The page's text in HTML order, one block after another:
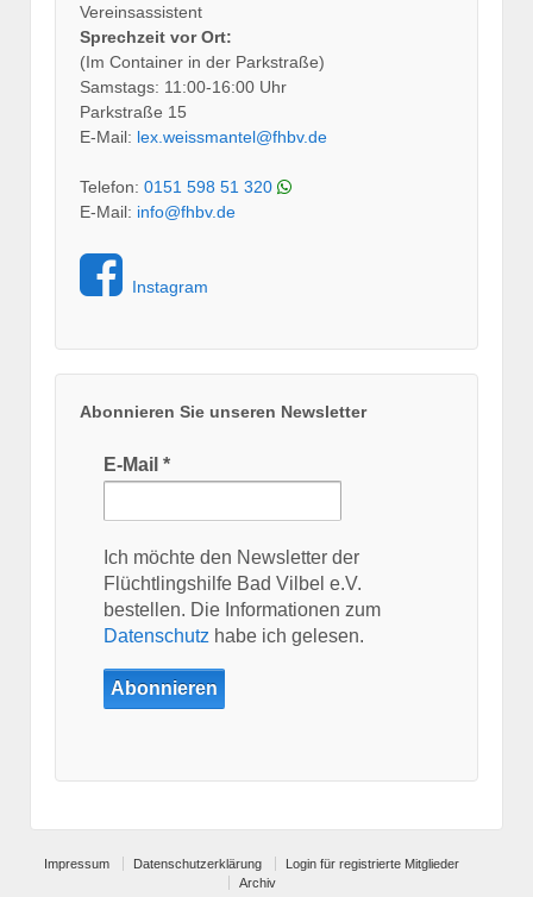
Vereinsassistent
Sprechzeit vor Ort:
(Im Container in der Parkstraße)
Samstags: 11:00-16:00 Uhr
Parkstraße 15
E-Mail: lex.weissmantel@fhbv.de
Telefon: 0151 598 51 320
E-Mail: info@fhbv.de
Instagram
Abonnieren Sie unseren Newsletter
E-Mail *
Ich möchte den Newsletter der
Flüchtlingshilfe Bad Vilbel e.V.
bestellen. Die Informationen zum
Datenschutz habe ich gelesen.
Impressum Datenschutzerklärung
Login für registrierte Mitglieder
Archiv